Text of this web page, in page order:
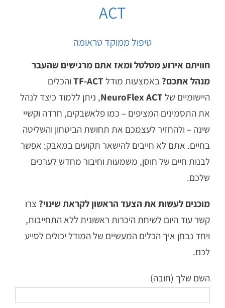
ACT
טיפול ממוקד טראומה
חוויתם אירוע מטלטל ומאז אתם מרגישים שהעבר
מנהל אתכם? באמצעות מודל TF-ACT והכלים
היישומיים של NeuroFlex ACT, ניתן ללמוד כיצד לנהל
את התסמינים המציפים – כמו פלאשבקים, חרדה וקשיי
שינה – ולהחזיר לעצמכם את תחושת הביטחון והשליטה
בחיים. אתם לא חייבים להישאר תקועים במאבק; אפשר
לבנות חיים של חוסן, משמעות וחיבור מחדש לערכים
שלכם.
מוכנים לעשות את הצעד הראשון לקראת שינוי? צרו
קשר עוד היום לשיחת היכרות ראשונית ללא התחייבות,
ויחד נבחן איך הכלים המעשיים של המודל יכולים לסייע
לכם.
השם שלך (חובה)